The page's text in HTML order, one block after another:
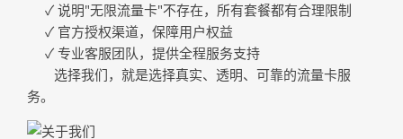
✓ 说明"无限流量卡"不存在，所有套餐都有合理限制
✓ 官方授权渠道，保障用户权益
✓ 专业客服团队，提供全程服务支持
选择我们，就是选择真实、透明、可靠的流量卡服
务。